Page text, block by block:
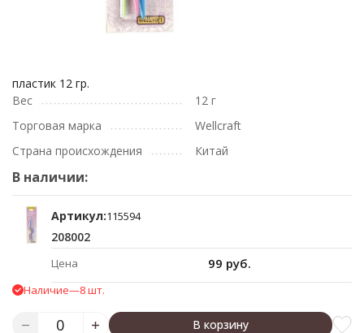
пластик 12 гр.
Вес
12 г
Торговая марка
Wellcraft
Страна происхождения
Китай
В наличии:
Артикул:115594
208002
Цена 99 руб.
Наличие—8 шт.
В корзину